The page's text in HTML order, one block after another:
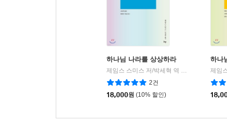
하나님 나라를 상상하라
제임스 스미스 저/박세혁 역 | IVP
2건
18,000원 (10% 할인)
하나
제임